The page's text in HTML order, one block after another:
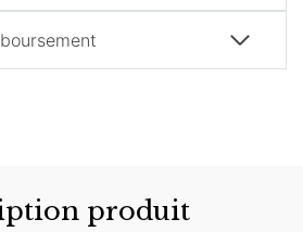
produit